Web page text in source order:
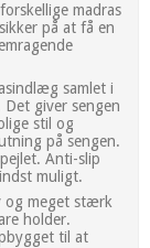
madras
på at få en
samlet i
giver sengen
stil og
på sengen.
Anti-slip
muligt.
og meget stærk
holder.
til at